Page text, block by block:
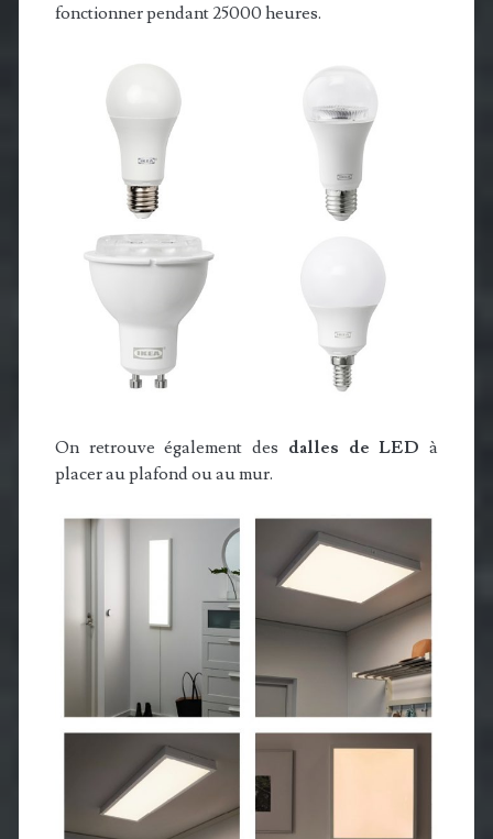
fonctionner pendant 25000 heures.
On retrouve également des dalles de LED à
placer au plafond ou au mur.